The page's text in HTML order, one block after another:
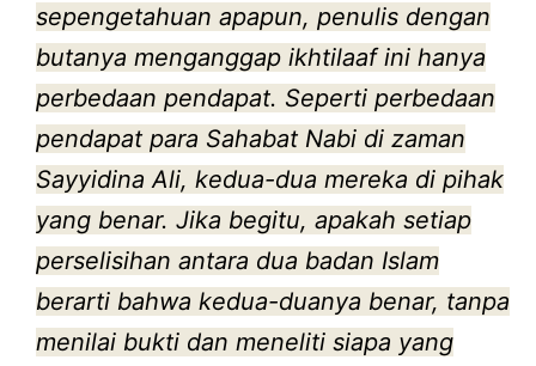
sepengetahuan apapun, penulis dengan
butanya menganggap ikhtilaaf ini hanya
perbedaan pendapat. Seperti perbedaan
pendapat para Sahabat Nabi di zaman
Sayyidina Ali, kedua-dua mereka di pihak
yang benar. Jika begitu, apakah setiap
perselisihan antara dua badan Islam
berarti bahwa kedua-duanya benar, tanpa
menilai bukti dan meneliti siapa yang